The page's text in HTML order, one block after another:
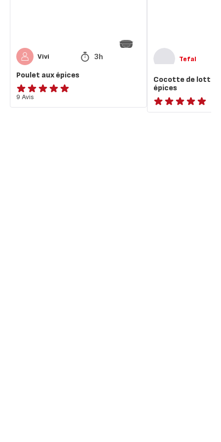
Vivi 3h
Poulet aux épices
Avis
5
9 Avis
Tefal
Cocotte de lotte
épices
ratings.NaN